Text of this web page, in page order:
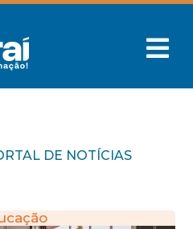
DE NOTÍCIAS